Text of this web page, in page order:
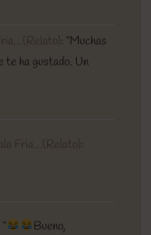
: “Muchas
te ha gustado. Un
Fria…(Relato) :
Bueno,